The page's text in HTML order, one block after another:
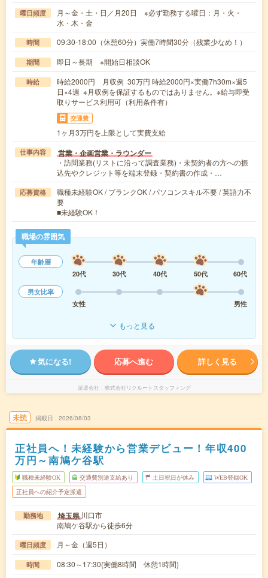
曜日頻度
月～金・土・日／月20日 ※必ず勤務する曜日：月・火・
水・木・金
時間 09:30-18:00（休憩60分）実働7時間30分（残業少なめ！）
期間 即日～長期 ※開始日相談OK
時給
時給2000円 月収例 30万円 時給2000円×実働7h30m×週5
日×4週 ※月収例を保証するものではありません。※給与即受
取りサービス利用可（利用条件有）
交通費
1ヶ月3万円を上限として実費支給
仕事内容 営業・企画営業・ラウンダー
・訪問業務(リストに沿って調査業務)・未契約者の方への振
込先やクレジット等を端末登録・契約書の作成・…
応募資格
職種未経験OK / ブランクOK / パソコンスキル不要 / 英語力不
要
■未経験OK！
職場の雰囲気
年齢層
20代
30代 40代 50代
60代
男女比率
女性
男性
もっと見る
気になる! 応募へ進む 詳しく見る
派遣会社 株式会社リクルートスタッフィング
未読 掲載日 2026/08/03
正社員へ！未経験から営業デビュー！年収400
万円～南鳩ケ谷駅
職種未経験OK 交通費別途支給あり 土日祝日が休み WEB登録OK
正社員への紹介予定派遣
勤務地 埼玉県 川口市
南鳩ケ谷駅から徒歩6分
曜日頻度 月～金（週5日）
時間 08:30～17:30(実働8時間 休憩1時間)